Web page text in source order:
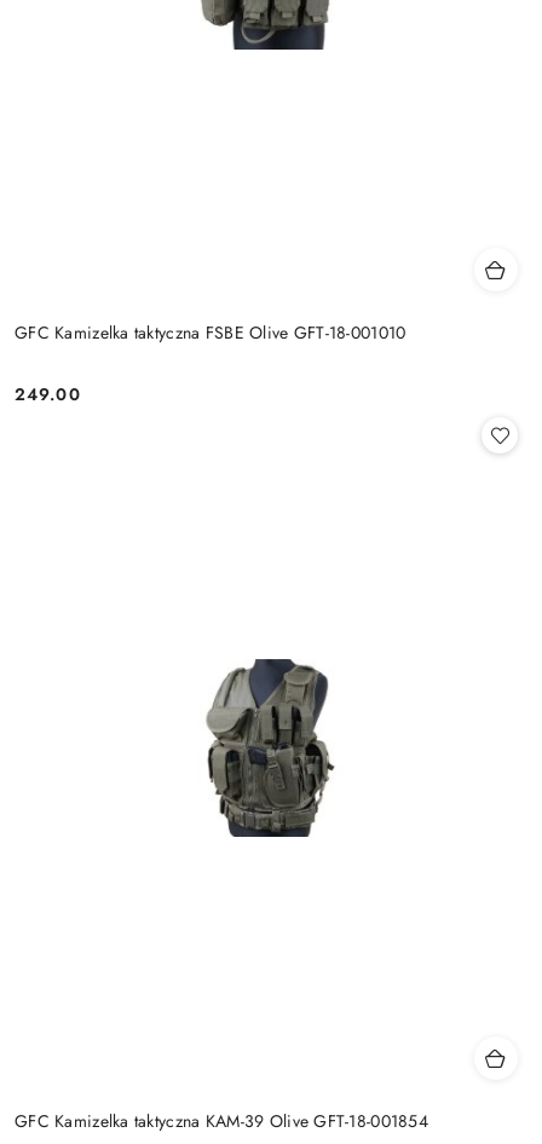
GFC Kamizelka taktyczna FSBE Olive GFT-18-001010
Cena:
249.00
GFC Kamizelka taktyczna KAM-39 Olive GFT-18-001854